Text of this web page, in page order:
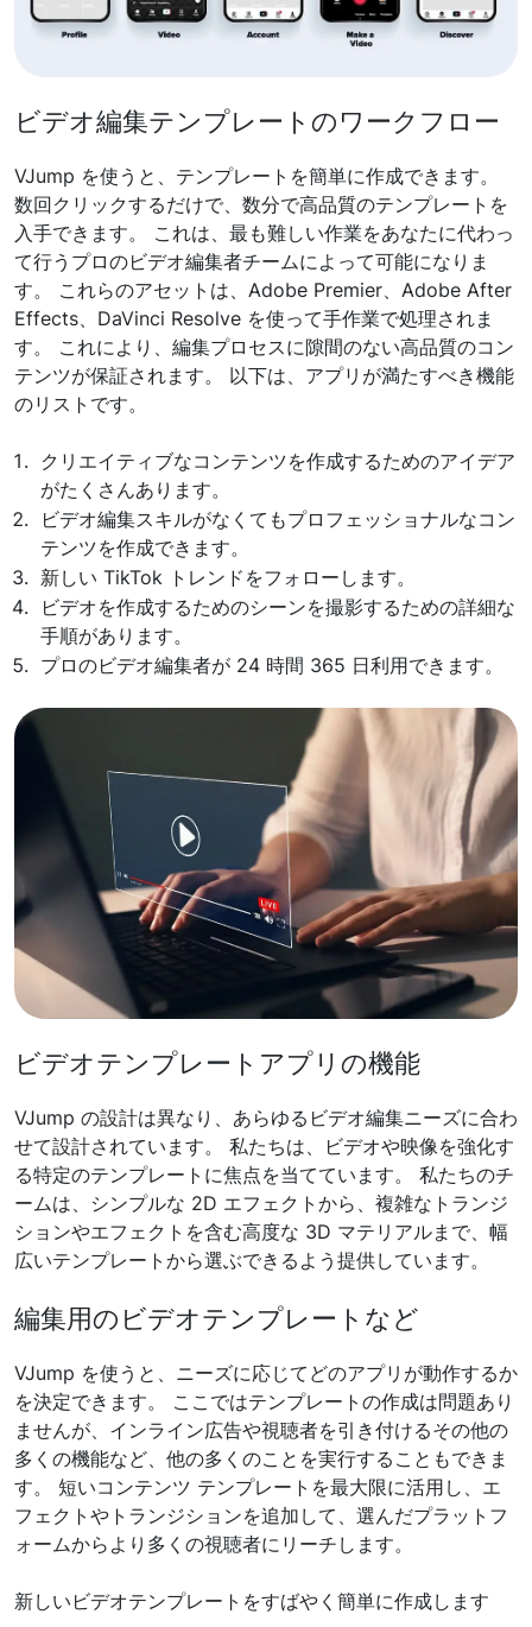
ビデオ編集テンプレートのワークフロー
VJump を使うと、テンプレートを簡単に作成できます。
数回クリックするだけで、数分で高品質のテンプレートを
入手できます。 これは、最も難しい作業をあなたに代わっ
て行うプロのビデオ編集者チームによって可能になりま
す。 これらのアセットは、Adobe Premier、Adobe After
Effects、DaVinci Resolve を使って手作業で処理されま
す。 これにより、編集プロセスに隙間のない高品質のコン
テンツが保証されます。 以下は、アプリが満たすべき機能
のリストです。
クリエイティブなコンテンツを作成するためのアイデア
がたくさんあります。
ビデオ編集スキルがなくてもプロフェッショナルなコン
テンツを作成できます。
新しい TikTok トレンドをフォローします。
ビデオを作成するためのシーンを撮影するための詳細な
手順があります。
プロのビデオ編集者が 24 時間 365 日利用できます。
ビデオテンプレートアプリの機能
VJump の設計は異なり、あらゆるビデオ編集ニーズに合わ
せて設計されています。 私たちは、ビデオや映像を強化す
る特定のテンプレートに焦点を当てています。 私たちのチ
ームは、シンプルな 2D エフェクトから、複雑なトランジ
ションやエフェクトを含む高度な 3D マテリアルまで、幅
広いテンプレートから選ぶできるよう提供しています。
編集用のビデオテンプレートなど
VJump を使うと、ニーズに応じてどのアプリが動作するか
を決定できます。 ここではテンプレートの作成は問題あり
ませんが、インライン広告や視聴者を引き付けるその他の
多くの機能など、他の多くのことを実行することもできま
す。 短いコンテンツ テンプレートを最大限に活用し、エ
フェクトやトランジションを追加して、選んだプラットフ
ォームからより多くの視聴者にリーチします。
新しいビデオテンプレートをすばやく簡単に作成します